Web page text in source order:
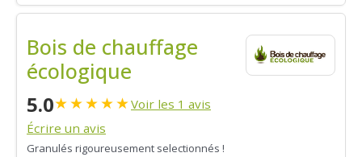
Bois de chauffage
écologique
5.0★★★★★Voir les 1 avis
Écrire un avis
Granulés rigoureusement selectionnés !